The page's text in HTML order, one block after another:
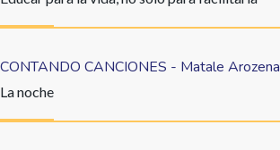
CONTANDO CANCIONES - Matale Arozena
La noche